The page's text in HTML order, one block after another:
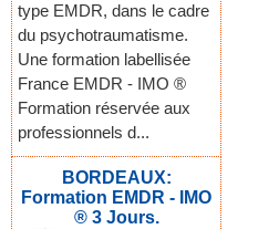
type EMDR, dans le cadre
du psychotraumatisme.
Une formation labellisée
France EMDR - IMO ®
Formation réservée aux
professionnels d...
BORDEAUX:
Formation EMDR - IMO
® 3 Jours.